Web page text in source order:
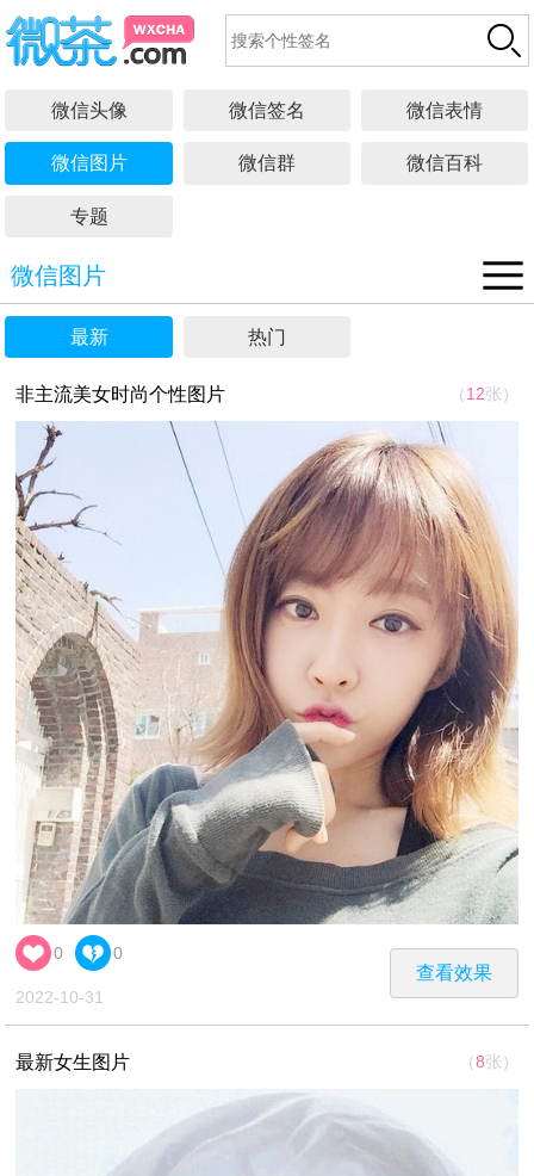
微信头像 微信签名 微信表情
微信图片 微信群 微信百科
专题
微信图片
最新 热门
（ 12张）
非主流美女时尚个性图片
查看效果
0 0
2022-10-31
（8张）
最新女生图片